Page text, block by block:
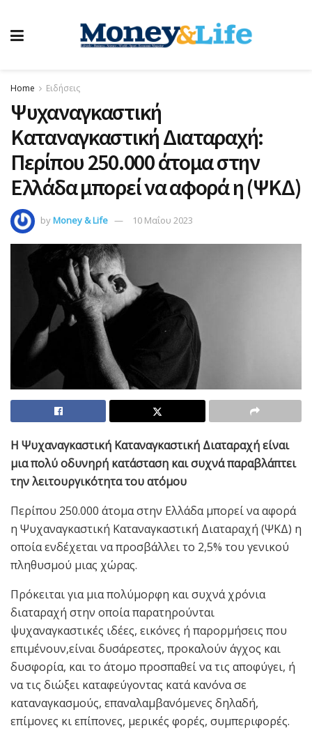
Home Ειδήσεις
Ψυχαναγκαστική
Καταναγκαστική Διαταραχή:
Περίπου 250.000 άτομα στην
Ελλάδα μπορεί να αφορά η (ΨΚΔ)
byMoney & Life 10 Μαΐου 2023
Η Ψυχαναγκαστική Καταναγκαστική Διαταραχή είναι
μια πολύ οδυνηρή κατάσταση και συχνά παραβλάπτει
την λειτουργικότητα του ατόμου
Περίπου 250.000 άτομα στην Ελλάδα μπορεί να αφορά
η Ψυχαναγκαστική Καταναγκαστική Διαταραχή (ΨΚΔ) η
οποία ενδέχεται να προσβάλλει το 2,5% του γενικού
πληθυσμού μιας χώρας.
Πρόκειται για μια πολύμορφη και συχνά χρόνια
διαταραχή στην οποία παρατηρούνται
ψυχαναγκαστικές ιδέες, εικόνες ή παρορμήσεις που
επιμένουν,είναι δυσάρεστες, προκαλούν άγχος και
δυσφορία, και το άτομο προσπαθεί να τις αποφύγει, ή
να τις διώξει καταφεύγοντας κατά κανόνα σε
καταναγκασμούς, επαναλαμβανόμενες δηλαδή,
επίμονες κι επίπονες, μερικές φορές, συμπεριφορές.